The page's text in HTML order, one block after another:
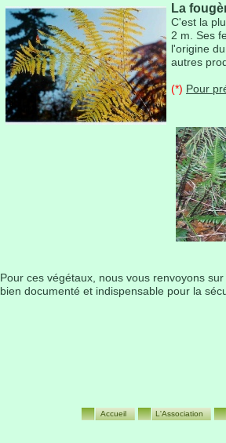
La
C'est la
2 m. Ses
l'origine
autres
(*) Pour
Pour ces végétaux, nous vous renvoyons
bien documenté et indispensable pour la
Accueil L'Association